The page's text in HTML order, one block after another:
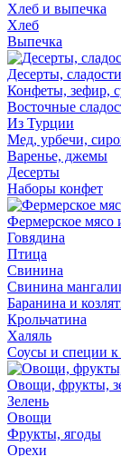
Хлеб и выпечка
Хлеб
Выпечка
Десерты,
Конфеты, зефир,
Восточные
Из Турции
Мед, урбечи,
Варенье, джемы
Десерты
Наборы конфет
Фермерское мясо
Говядина
Птица
Свинина
Свинина
Баранина и
Крольчатина
Халяль
Соусы и специи к
Овощи, фрукты,
Зелень
Овощи
Фрукты, ягоды
Орехи